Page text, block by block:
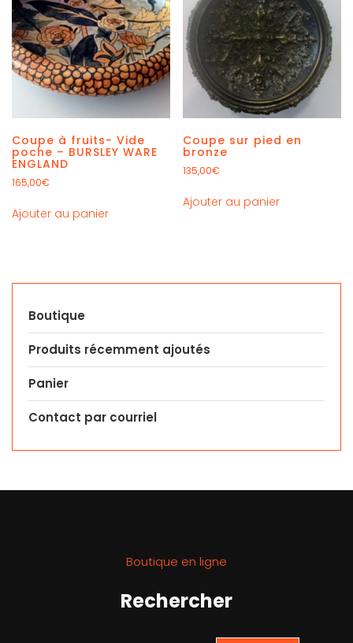
Coupe à fruits- Vide
poche – BURSLEY WARE
ENGLAND
165,00€
Ajouter au panier
Coupe sur pied en
bronze
135,00€
Ajouter au panier
Boutique
Produits récemment ajoutés
Panier
Contact par courriel
Boutique en ligne
Rechercher